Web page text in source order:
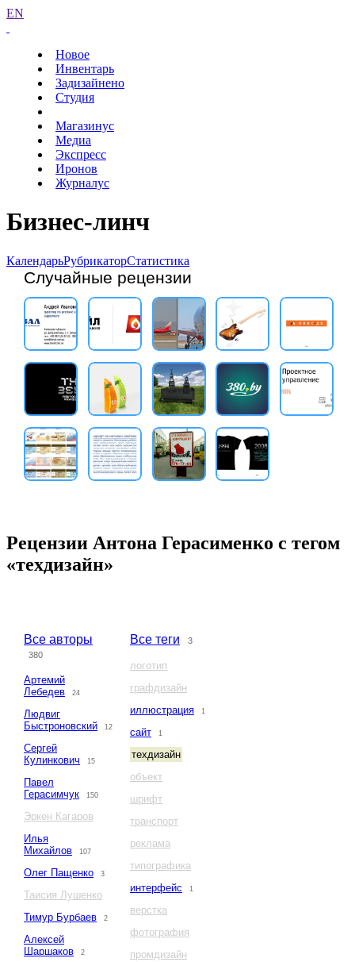
EN
Новое
Инвентарь
Задизайнено
Студия
Магазинус
Медиа
Экспресс
Иронов
Журналус
Бизнес-линч
КалендарьРубрикаторСтатистика
Случайные рецензии
Рецензии Антона Герасименко с тегом
«техдизайн»
Все авторы
380
Артемий
Лебедев
24
Людвиг
Быстроновский
12
Сергей
Кулинкович
15
Павел
Герасимчук
150
Эркен Кагаров
Илья
Михайлов
107
Олег Пащенко 3
Таисия Лушенко
Тимур Бурбаев
2
Алексей
Шаршаков
2
Все теги 3
логотип
графдизайн
иллюстрация
1
сайт 1
техдизайн
объект
шрифт
транспорт
реклама
типографика
интерфейс
1
верстка
фотография
промдизайн